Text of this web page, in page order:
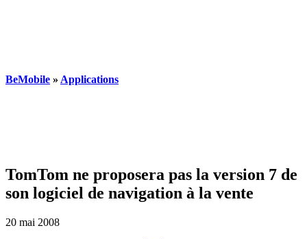
BeMobile » Applications
TomTom ne proposera pas la version 7 de
son logiciel de navigation à la vente
20 mai 2008